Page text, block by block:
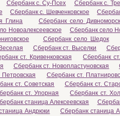
Сбербанк с. Су-Псех Сбербанк с.
Сбербанк с. Шевченковское
Глина Сбербанк село
Новоалексеевское Сбербанк село
Сбербанк село Шедок
Сбербанк ст. Выселки
ст. Кривенковская Сбербанк
Сбербанк ст. Новопластуновская
Сбербанк ст.
ст. Советская Сбербанк ст.
ст. Упорная Сбербанк ст.
станица Алексеевская
Андрюки Сбербанк станица